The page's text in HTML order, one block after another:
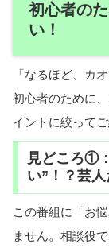
初心者の
い！
「なるほど、カ
初心者のために
イントに絞って
見どころ①
い”！？芸
この番組に「お
ません。相談役